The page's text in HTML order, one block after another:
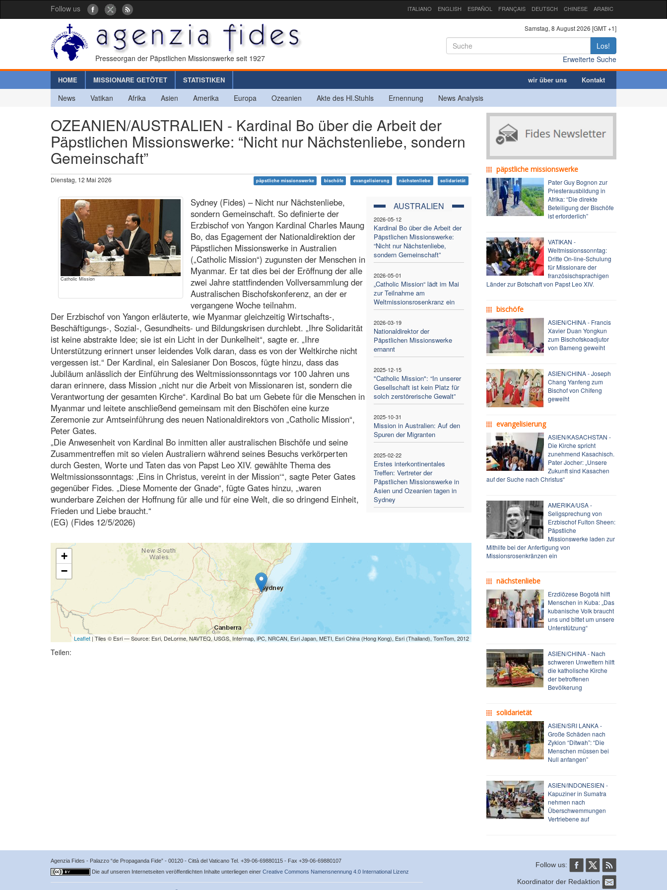
Follow us ITALIANO ENGLISH ESPAÑOL FRANÇAIS DEUTSCH CHINESE ARABIC
Presseorgan der Päpstlichen Missionswerke seit 1927
Samstag, 8 August 2026 [GMT +1]
Los!
Erweiterte Suche
HOME MISSIONARE GETÖTET STATISTIKEN wir über uns Kontakt
News Vatikan Afrika Asien Amerika Europa Ozeanien Akte des Hl.Stuhls Ernennung News Analysis
OZEANIEN/AUSTRALIEN - Kardinal Bo über die Arbeit der
Päpstlichen Missionswerke: “Nicht nur Nächstenliebe, sondern
Gemeinschaft”
Dienstag, 12 Mai 2026 päpstliche missionswerke bischöfe evangelisierung nächstenliebe solidarietät
Catholic Mission
AUSTRALIEN
2026-05-12
Kardinal Bo über die Arbeit der
Päpstlichen Missionswerke:
“Nicht nur Nächstenliebe,
sondern Gemeinschaft”
2026-05-01
„Catholic Mission“ lädt im Mai
zur Teilnahme am
Weltmissionsrosenkranz ein
2026-03-19
Nationaldirektor der
Päpstlichen Missionswerke
ernannt
2025-12-15
"Catholic Mission": “In unserer
Gesellschaft ist kein Platz für
solch zerstörerische Gewalt”
2025-10-31
Mission in Australien: Auf den
Spuren der Migranten
2025-02-22
Erstes interkontinentales
Treffen: Vertreter der
Päpstlichen Missionswerke in
Asien und Ozeanien tagen in
Sydney
Sydney (Fides) – Nicht nur Nächstenliebe,
sondern Gemeinschaft. So definierte der
Erzbischof von Yangon Kardinal Charles Maung
Bo, das Egagement der Nationaldirektion der
Päpstlichen Missionswerke in Australien
(„Catholic Mission“) zugunsten der Menschen in
Myanmar. Er tat dies bei der Eröffnung der alle
zwei Jahre stattfindenden Vollversammlung der
Australischen Bischofskonferenz, an der er
vergangene Woche teilnahm.
Der Erzbischof von Yangon erläuterte, wie Myanmar gleichzeitig Wirtschafts-,
Beschäftigungs-, Sozial-, Gesundheits- und Bildungskrisen durchlebt. „Ihre Solidarität
ist keine abstrakte Idee; sie ist ein Licht in der Dunkelheit“, sagte er. „Ihre
Unterstützung erinnert unser leidendes Volk daran, dass es von der Weltkirche nicht
vergessen ist.“ Der Kardinal, ein Salesianer Don Boscos, fügte hinzu, dass das
Jubiläum anlässlich der Einführung des Weltmissionssonntags vor 100 Jahren uns
daran erinnere, dass Mission „nicht nur die Arbeit von Missionaren ist, sondern die
Verantwortung der gesamten Kirche“. Kardinal Bo bat um Gebete für die Menschen in
Myanmar und leitete anschließend gemeinsam mit den Bischöfen eine kurze
Zeremonie zur Amtseinführung des neuen Nationaldirektors von „Catholic Mission“,
Peter Gates.
„Die Anwesenheit von Kardinal Bo inmitten aller australischen Bischöfe und seine
Zusammentreffen mit so vielen Australiern während seines Besuchs verkörperten
durch Gesten, Worte und Taten das von Papst Leo XIV. gewählte Thema des
Weltmissionssonntags: ‚Eins in Christus, vereint in der Mission‘“, sagte Peter Gates
gegenüber Fides. „Diese Momente der Gnade“, fügte Gates hinzu, „waren
wunderbare Zeichen der Hoffnung für alle und für eine Welt, die so dringend Einheit,
Frieden und Liebe braucht.“
(EG) (Fides 12/5/2026)
+
−
Leaflet| Tiles © Esri — Source: Esri, DeLorme, NAVTEQ, USGS, Intermap, iPC, NRCAN, Esri Japan, METI, Esri China (Hong Kong), Esri (Thailand), TomTom, 2012
Teilen:
päpstliche missionswerke
Pater Guy Bognon zur
Priesterausbildung in
Afrika: “Die direkte
Beteiligung der Bischöfe
ist erforderlich”
VATIKAN -
Weltmissionssonntag:
Dritte On-line-Schulung
für Missionare der
französischsprachigen
Länder zur Botschaft von Papst Leo XIV.
bischöfe
ASIEN/CHINA - Francis
Xavier Duan Yongkun
zum Bischofskoadjutor
von Bameng geweiht
ASIEN/CHINA - Joseph
Chang Yanfeng zum
Bischof von Chifeng
geweiht
evangelisierung
ASIEN/KASACHSTAN -
Die Kirche spricht
zunehmend Kasachisch.
Pater Jocher: „Unsere
Zukunft sind Kasachen
auf der Suche nach Christus“
AMERIKA/USA -
Seligsprechung von
Erzbischof Fulton Sheen:
Päpstliche
Missionswerke laden zur
Mithilfe bei der Anfertigung von
Missionsrosenkränzen ein
nächstenliebe
Erzdiözese Bogotá hilft
Menschen in Kuba: „Das
kubanische Volk braucht
uns und bittet um unsere
Unterstützung“
ASIEN/CHINA - Nach
schweren Unwettern hilft
die katholische Kirche
der betroffenen
Bevölkerung
solidarietät
ASIEN/SRI LANKA -
Große Schäden nach
Zyklon “Ditwah”: “Die
Menschen müssen bei
Null anfangen”
ASIEN/INDONESIEN -
Kapuziner in Sumatra
nehmen nach
Überschwemmungen
Vertriebene auf
Agenzia Fides - Palazzo “de Propaganda Fide” - 00120 - Città del Vaticano Tel. +39-06-69880115 - Fax +39-06-69880107
Die auf unseren Internetseiten veröffentlichten Inhalte unterliegen einer Creative Commons Namensnennung 4.0 International Lizenz
Follow us:
Koordinator der Redaktion